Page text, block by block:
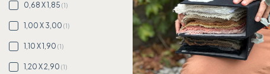
0,68 X 1,85 (1)
1,00 X 3,00 (1)
1,10 X 1,90 (1)
1,20 X 2,90 (1)